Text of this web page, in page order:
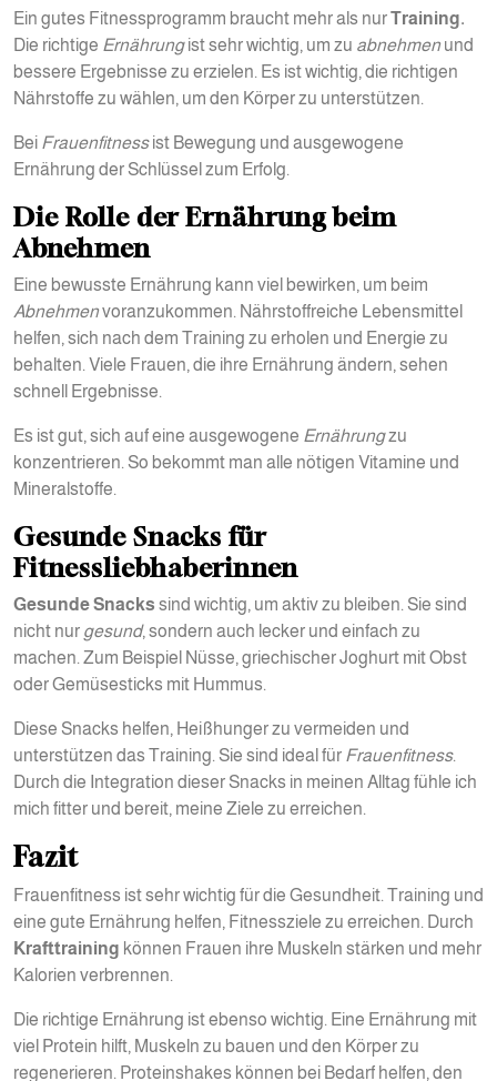
Ein gutes Fitnessprogramm braucht mehr als nurTraining.
Die richtige Ernährungist sehr wichtig, um zu abnehmenund
bessere Ergebnisse zu erzielen. Es ist wichtig, die richtigen
Nährstoffe zu wählen, um den Körper zu unterstützen.
Bei Frauenfitnessist Bewegung und ausgewogene
Ernährung der Schlüssel zum Erfolg.
Die Rolle der Ernährung beim
Abnehmen
Eine bewusste Ernährung kann viel bewirken, um beim
Abnehmenvoranzukommen. Nährstoffreiche Lebensmittel
helfen, sich nach dem Training zu erholen und Energie zu
behalten. Viele Frauen, die ihre Ernährung ändern, sehen
schnell Ergebnisse.
Es ist gut, sich auf eine ausgewogene Ernährungzu
konzentrieren. So bekommt man alle nötigen Vitamine und
Mineralstoffe.
Gesunde Snacks für
Fitnessliebhaberinnen
Gesunde Snacks sind wichtig, um aktiv zu bleiben. Sie sind
nicht nur gesund, sondern auch lecker und einfach zu
machen. Zum Beispiel Nüsse, griechischer Joghurt mit Obst
oder Gemüsesticks mit Hummus.
Diese Snacks helfen, Heißhunger zu vermeiden und
unterstützen das Training. Sie sind ideal für Frauenfitness.
Durch die Integration dieser Snacks in meinen Alltag fühle ich
mich fitter und bereit, meine Ziele zu erreichen.
Fazit
Frauenfitness ist sehr wichtig für die Gesundheit. Training und
eine gute Ernährung helfen, Fitnessziele zu erreichen. Durch
Krafttraining können Frauen ihre Muskeln stärken und mehr
Kalorien verbrennen.
Die richtige Ernährung ist ebenso wichtig. Eine Ernährung mit
viel Protein hilft, Muskeln zu bauen und den Körper zu
regenerieren. Proteinshakes können bei Bedarf helfen, den